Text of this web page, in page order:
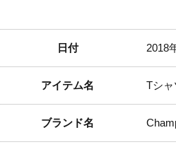
日付 2018
アイテム名 Tシャ
ブランド名